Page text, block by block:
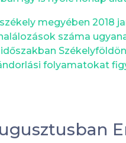
megyében 2018
száma
folyamatokat